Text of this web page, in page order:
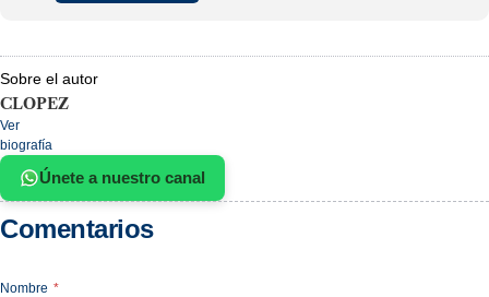
Sobre el autor
CLOPEZ
Ver
biografía
Únete a nuestro canal
Comentarios
Nombre *